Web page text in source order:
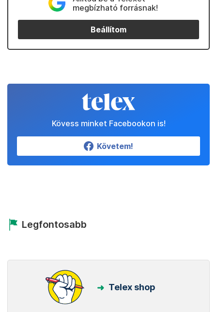
megbízható forrásnak!
Beállítom
Kövess minket Facebookon is!
Követem!
Legfontosabb
Telex shop